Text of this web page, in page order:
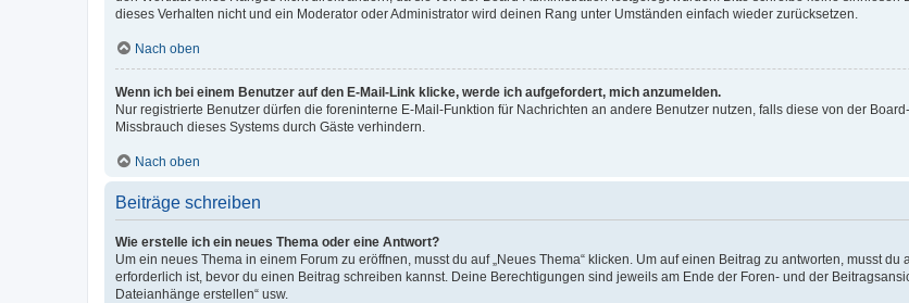
dieses Verhalten nicht und ein Moderator oder Administrator wird deinen Rang unter Umständen einfach wieder zurücksetzen.
Nach oben
Wenn ich bei einem Benutzer auf den E-Mail-Link klicke, werde ich aufgefordert, mich anzumelden.
Nur registrierte Benutzer dürfen die foreninterne E-Mail-Funktion für Nachrichten an andere Benutzer nutzen, falls diese von der
Missbrauch dieses Systems durch Gäste verhindern.
Nach oben
Beiträge schreiben
Wie erstelle ich ein neues Thema oder eine Antwort?
Um ein neues Thema in einem Forum zu eröffnen, musst du auf „Neues Thema“ klicken. Um auf einen Beitrag zu antworten, musst
erforderlich ist, bevor du einen Beitrag schreiben kannst. Deine Berechtigungen sind jeweils am Ende der Foren- und der
Dateianhänge erstellen“ usw.